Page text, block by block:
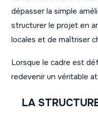
dépasser la simple
structurer le projet en
locales et de maîtriser
Lorsque le cadre est
redevenir un véritable
LA